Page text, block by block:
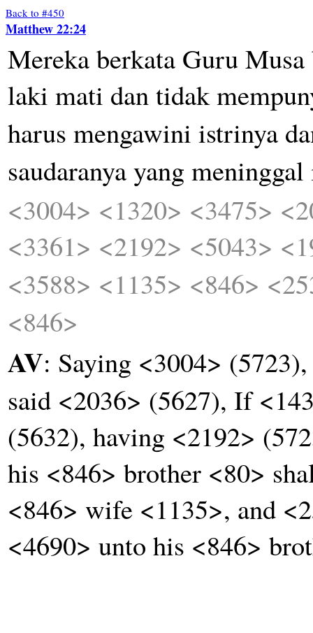
Back to #450
Matthew 22:24
Merekaberkata GuruMusa
laki mati dantidak
harus mengawini istrinya
saudaranyayang meninggal
<3004> <1320> <3475>
<3361> <2192> <5043>
<3588> <1135> <846>
<846>
AV: Saying <3004>
said <2036> (5627), If
(5632), having <2192>
his <846> brother <80>
<846> wife <1135>, and
<4690> unto his <846>